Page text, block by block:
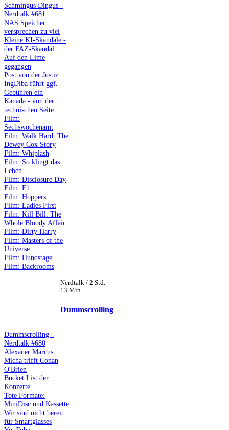
Schmingus Dingus -
Nerdtalk #681
NAS Speicher
versprechen zu viel
Kleine KI-Skandale -
der FAZ-Skandal
Auf den Lime
gegangen
Post von der Justiz
IngDiba führt ggf.
Gebühren ein
Kanada - von der
technischen Seite
Film:
Sechswochenamt
Film: Walk Hard: The
Dewey Cox Story
Film: Whiplash
Film: So klingt das
Leben
Film: Disclosure Day
Film: F1
Film: Hoppers
Film: Ladies First
Film: Kill Bill: The
Whole Bloody Affair
Film: Dirty Harry
Film: Masters of the
Universe
Film: Hundstage
Film: Backrooms
Nerdtalk / 2 Std.
13 Min.
Dummscrolling
Dummscrolling -
Nerdtalk #680
Alexaner Marcus
Micha trifft Conan
O'Brien
Bucket List der
Konzerte
Tote Formate:
MiniDisc und Kassette
Wir sind nicht bereit
für Smartglasses